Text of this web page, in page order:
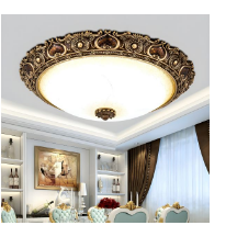
éblouissement - 110 V-120
V 20,32 cm Rond sans
Franges